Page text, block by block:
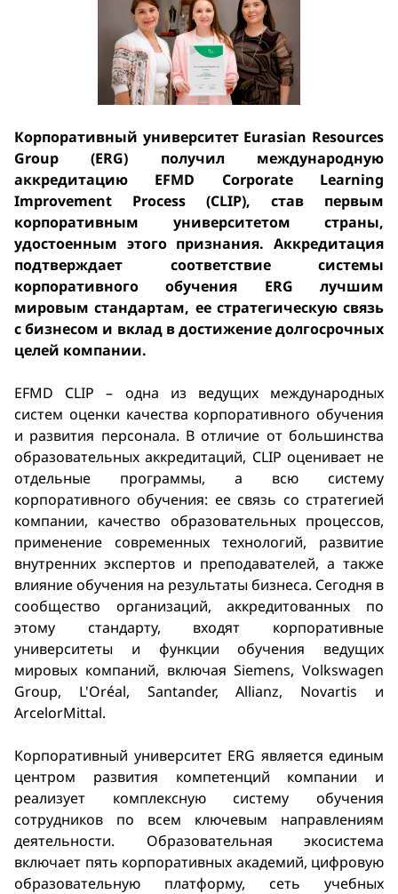
Корпоративный университет Eurasian Resources
Group (ERG) получил международную
аккредитацию EFMD Corporate Learning
Improvement Process (CLIP), став первым
корпоративным университетом страны,
удостоенным этого признания. Аккредитация
подтверждает соответствие системы
корпоративного обучения ERG лучшим
мировым стандартам, ее стратегическую связь
с бизнесом и вклад в достижение долгосрочных
целей компании.
EFMD CLIP – одна из ведущих международных
систем оценки качества корпоративного обучения
и развития персонала. В отличие от большинства
образовательных аккредитаций, CLIP оценивает не
отдельные программы, а всю систему
корпоративного обучения: ее связь со стратегией
компании, качество образовательных процессов,
применение современных технологий, развитие
внутренних экспертов и преподавателей, а также
влияние обучения на результаты бизнеса. Сегодня в
сообщество организаций, аккредитованных по
этому стандарту, входят корпоративные
университеты и функции обучения ведущих
мировых компаний, включая Siemens, Volkswagen
Group, L'Oréal, Santander, Allianz, Novartis и
ArcelorMittal.
Корпоративный университет ERG является единым
центром развития компетенций компании и
реализует комплексную систему обучения
сотрудников по всем ключевым направлениям
деятельности. Образовательная экосистема
включает пять корпоративных академий, цифровую
образовательную платформу, сеть учебных